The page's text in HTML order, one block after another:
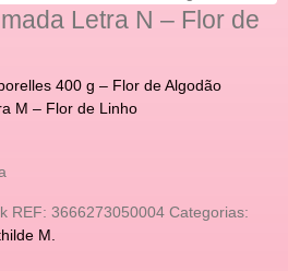
Letra N – Flor de
400 g – Flor de Algodão
M – Flor de Linho
REF: 3666273050004 Categorias:
M.